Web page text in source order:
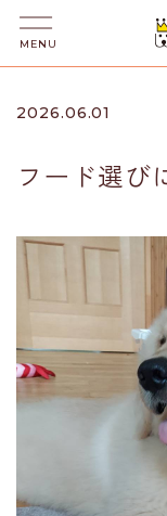
MENU
2026.06.01
フード選び